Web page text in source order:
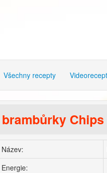
Všechny recepty
brambůrky
Název:
Energie: